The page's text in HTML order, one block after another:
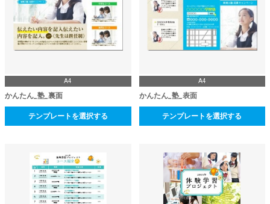
A4
かんたん_塾_裏面
テンプレートを選択する
A4
かんたん_塾_表面
テンプレートを選択する